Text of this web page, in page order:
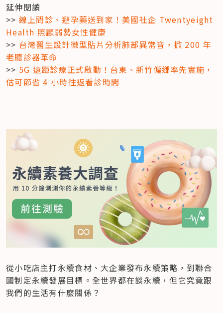
延伸閱讀
>> 線上問診、避孕藥送到家！美國社企 Twentyeight
Health 照顧弱勢女性健康
>> 台灣醫生設計微型貼片分析肺部異常音，掀 200 年
老聽診器革命
>> 5G 遠距診療正式啟動！台東、新竹偏鄉率先實施，
估可節省 4 小時往返看診時間
從小吃店主打永續食材、大企業發布永續策略，到聯合
國制定永續發展目標。全世界都在談永續，但它究竟跟
我們的生活有什麼關係？